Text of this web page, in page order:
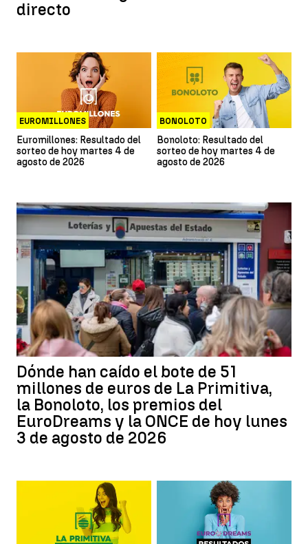
directo
EUROMILLONES
Euromillones: Resultado del
sorteo de hoy martes 4 de
agosto de 2026
BONOLOTO
Bonoloto: Resultado del
sorteo de hoy martes 4 de
agosto de 2026
Dónde han caído el bote de 51
millones de euros de La Primitiva,
la Bonoloto, los premios del
EuroDreams y la ONCE de hoy lunes
3 de agosto de 2026